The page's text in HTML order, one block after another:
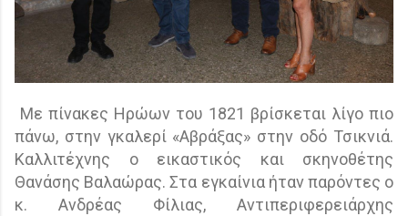
Με πίνακες Ηρώων του 1821 βρίσκεται λίγο πιο
πάνω, στην γκαλερί «Αβράξας» στην οδό Τσικνιά.
Καλλιτέχνης ο εικαστικός και σκηνοθέτης
Θανάσης Βαλαώρας. Στα εγκαίνια ήταν παρόντες ο
κ. Ανδρέας Φίλιας, Αντιπεριφερειάρχης